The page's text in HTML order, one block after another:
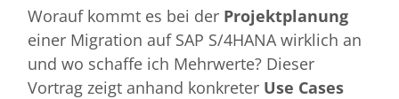
Worauf kommt es bei der Projektplanung
einer Migration auf SAP S/4HANA wirklich an
und wo schaffe ich Mehrwerte? Dieser
Vortrag zeigt anhand konkreter Use Cases